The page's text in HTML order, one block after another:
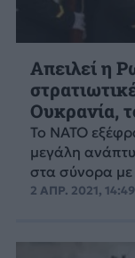
Απειλεί η
Ουκρανία,
Το ΝΑΤΟ
μεγάλη
στα σύνορα με
2 ΑΠΡ. 2021, 14:49